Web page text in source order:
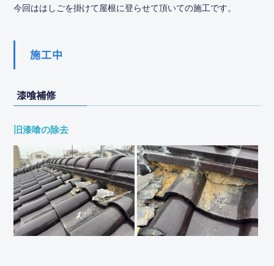
今回ははしごを掛けて屋根に登らせて頂いての施工です。
施工中
漆喰補修
旧漆喰の除去